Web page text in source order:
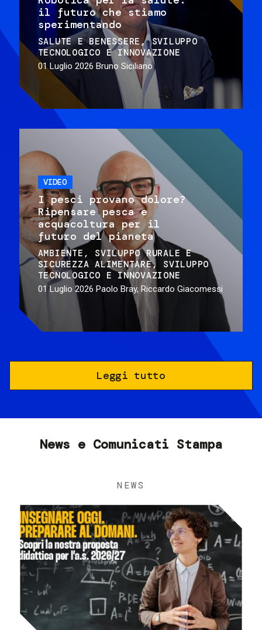
il futuro che stiamo
sperimentando
SALUTE E BENESSERE
SVILUPPO
TECNOLOGICO E INNOVAZIONE
01 Luglio 2026 Bruno Siciliano
VIDEO
I pesci provano dolore?
Ripensare pesca e
acquacoltura per il
futuro del pianeta
AMBIENTE
SVILUPPO RURALE E
SICUREZZA ALIMENTARE
SVILUPPO
TECNOLOGICO E INNOVAZIONE
01 Luglio 2026 Paolo Bray, Riccardo Giacomessi
Leggi tutto
News e Comunicati Stampa
NEWS